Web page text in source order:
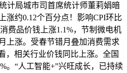
计局城市司首席统计师董莉娟暗
涨约0.12个百分点！影响CPI环比
费品价钱上涨1.1%，节制微电机
上涨。受春节错月叠加消费需求
，相关行业价钱同比上涨。全国
。“人工智能+”兴旺成长，已持续